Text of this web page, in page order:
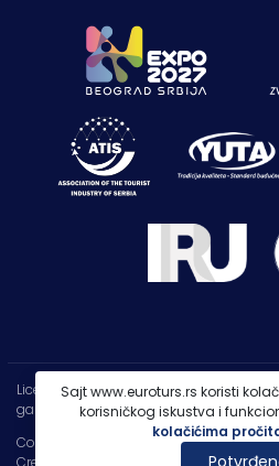
Copyright 2026 |
PP Euroturs Niš DOO
Credits
- Designed & Developed byIT
Licenca OTP-A 107/2021
garancija putovanja 250.000€
Sajt www.euroturs.rs koristi
korisničkog iskustva i
kolačićima